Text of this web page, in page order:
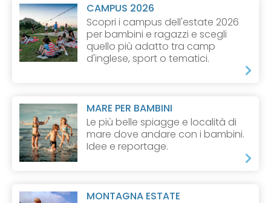
CAMPUS 2026
Scopri i campus dell'estate 2026
per bambini e ragazzi e scegli
quello più adatto tra camp
d'inglese, sport o tematici.
MARE PER BAMBINI
Le più belle spiagge e località di
mare dove andare con i bambini.
Idee e reportage.
MONTAGNA ESTATE